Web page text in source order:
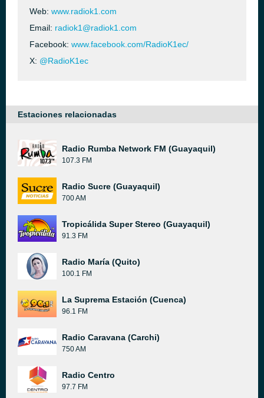
Web: www.radiok1.com
Email: radiok1@radiok1.com
Facebook: www.facebook.com/RadioK1ec/
X: @RadioK1ec
Estaciones relacionadas
Radio Rumba Network FM (Guayaquil)
107.3 FM
Radio Sucre (Guayaquil)
700 AM
Tropicálida Super Stereo (Guayaquil)
91.3 FM
Radio María (Quito)
100.1 FM
La Suprema Estación (Cuenca)
96.1 FM
Radio Caravana (Carchi)
750 AM
Radio Centro
97.7 FM